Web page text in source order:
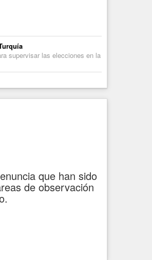
supervisar las elecciones en la
que han sido
de observación